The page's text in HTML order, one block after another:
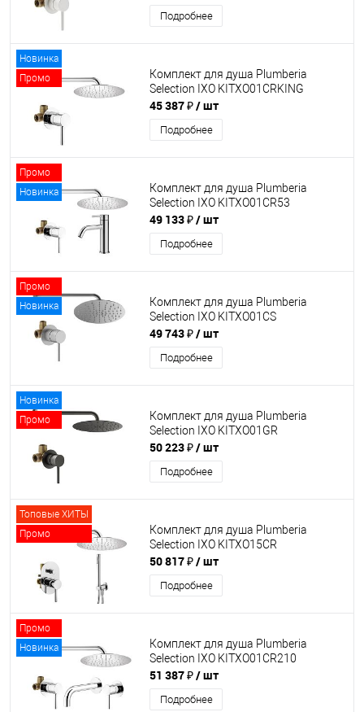
Подробнее
Новинка
Промо
Комплект для душа Plumberia
Selection IXO KITXO01CRKING
45 387 ₽/ шт
Подробнее
Промо
Новинка
Комплект для душа Plumberia
Selection IXO KITXO01CR53
49 133 ₽/ шт
Подробнее
Промо
Новинка
Комплект для душа Plumberia
Selection IXO KITXO01CS
49 743 ₽/ шт
Подробнее
Новинка
Промо
Комплект для душа Plumberia
Selection IXO KITXO01GR
50 223 ₽/ шт
Подробнее
Топовые ХИТЫ
Промо
Комплект для душа Plumberia
Selection IXO KITXO15CR
50 817 ₽/ шт
Подробнее
Промо
Новинка
Комплект для душа Plumberia
Selection IXO KITXO01CR210
51 387 ₽/ шт
Подробнее